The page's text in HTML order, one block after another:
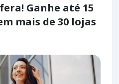
Ganhe até 15
mais de 30 lojas